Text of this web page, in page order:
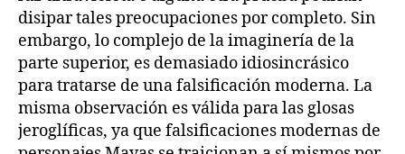
disipar tales preocupaciones por completo. Sin
embargo, lo complejo de la imaginería de la
parte superior, es demasiado idiosincrásico
para tratarse de una falsificación moderna. La
misma observación es válida para las glosas
jeroglíficas, ya que falsificaciones modernas de